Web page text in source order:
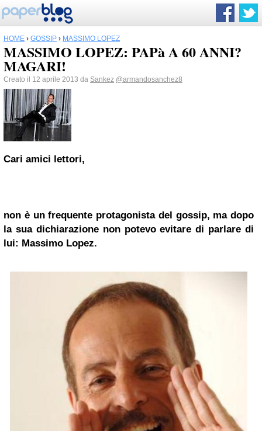
HOME › GOSSIP › MASSIMO LOPEZ
MASSIMO LOPEZ: PAPà A 60 ANNI?
MAGARI!
Creato il 12 aprile 2013 da Sankez @armandosanchez8
Cari amici lettori,
non è un frequente protagonista del gossip, ma dopo
la sua dichiarazione non potevo evitare di parlare di
lui: Massimo Lopez.